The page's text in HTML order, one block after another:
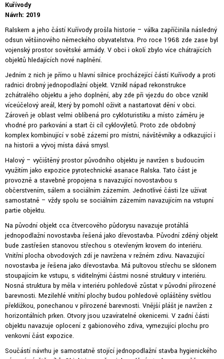
Kuřívody
Návrh: 2019
Ralskem a jeho částí Kuřívody prošla historie – válka zapříčinila následný
odsun většinového německého obyvatelstva. Pro roce 1968 zde zase byl
vojenský prostor sovětské armády. V obci i okolí zbylo více chátrajících
objektů hledajících nové naplnění.
Jedním z nich je přímo u hlavní silnice procházející částí Kuřívody a proti
radnici drobný jednopodlažní objekt. Vznikl nápad rekonstrukce
zchátralého objektu a jeho doplnění, aby zde při vjezdu do obce vznikl
víceúčelový areál, který by pomohl oživit a nastartovat dění v obci.
Zároveň je oblast velmi oblíbená pro cykloturistiku a místo záměru je
vhodné pro parkování a start či cíl cyklovýletů. Proto zde obdobný
komplex kombinující v sobě zázemí pro místní, návštěvníky a odkazující i
na historii a vývoj místa dává smysl.
Halový – vyčištěný prostor původního objektu je navržen s budoucím
využitím jako expozice pyrotechnické asanace Ralska. Tato část je
provozně a stavebně propojena s navazující novostavbou s
občerstvením, sálem a sociálním zázemím. Jednotlivé části lze užívat
samostatně – vždy spolu se sociálním zázemím navazujícím na vstupní
partie objektu.
Na původní objekt cca čtvercového půdorysu navazuje protáhlá
jednopodlažní novostavba řešená jako dřevostavba. Původní zděný objekt
bude zastřešen stanovou střechou s otevřeným krovem do interiéru.
Vnitřní plocha obvodových zdí je navržena v režném zdivu. Navazující
novostavba je řešena jako dřevostavba. Má pultovou střechu se sklonem
stoupajícím ke vstupu, s viditelnými částmi nosné struktury v interiéru.
Nosná struktura by měla v interiéru pohledově zůstat v původní přirozené
barevnosti. Mezilehlé vnitřní plochy budou pohledově opláštěny světlou
překližkou, ponechanou v přirozené barevnosti. Vnější plášť je navržen z
horizontálních prken. Otvory jsou uzavíratelné okenicemi. V zadní části
objektu navazuje oplocení z gabionového zdiva, vymezující plochu pro
venkovní část expozice.
Součástí návrhu je samostatně stojící jednopodlažní stavba hygienického